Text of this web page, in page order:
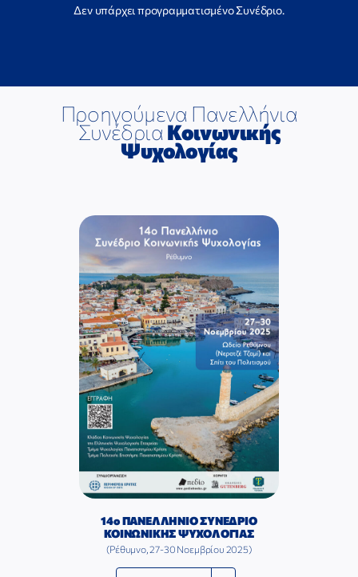
ΕΠΙΣΤΗΜΟΝΙΚΕΣ ΕΚΔΗΛΩΣΕΙΣ
ΑΝΑΚΟΙΝΩΣΕΙΣ
Δεν υπάρχει προγραμματισμένο Συνέδριο.
Προηγούμενα Πανελλήνια
Συνέδρια Κοινωνικής
Ψυχολογίας
14ο ΠΑΝΕΛΛΗΝΙΟ ΣΥΝΕΔΡΙΟ
ΚΟΙΝΩΝΙΚΗΣ ΨΥΧΟΛΟΓΙΑΣ
(Ρέθυμνο, 27-30 Νοεμβρίου 2025)